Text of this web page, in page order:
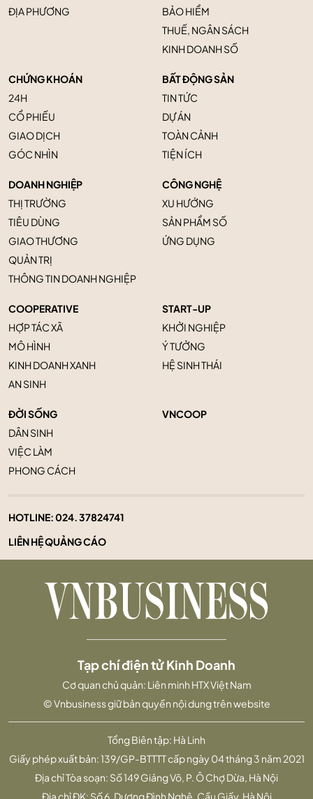
ĐỊA PHƯƠNG
BẢO HIỂM
THUẾ, NGÂN SÁCH
KINH DOANH SỐ
CHỨNG KHOÁN
24H
CỔ PHIẾU
GIAO DỊCH
GÓC NHÌN
BẤT ĐỘNG SẢN
TIN TỨC
DỰ ÁN
TOÀN CẢNH
TIỆN ÍCH
DOANH NGHIỆP
THỊ TRƯỜNG
TIÊU DÙNG
GIAO THƯƠNG
QUẢN TRỊ
THÔNG TIN DOANH NGHIỆP
CÔNG NGHỆ
XU HƯỚNG
SẢN PHẨM SỐ
ỨNG DỤNG
COOPERATIVE
HỢP TÁC XÃ
MÔ HÌNH
KINH DOANH XANH
AN SINH
START-UP
KHỞI NGHIỆP
Ý TƯỞNG
HỆ SINH THÁI
ĐỜI SỐNG
DÂN SINH
VIỆC LÀM
PHONG CÁCH
VNCOOP
HOTLINE:024. 37824741
LIÊN HỆ QUẢNG CÁO
Tổng Biên tập: Hà Linh
Giấy phép xuất bản: 139/GP-BTTTT cấp ngày 04 tháng 3 năm 2021
Địa chỉ Tòa soạn: Số 149 Giảng Võ, P. Ô Chợ Dừa, Hà Nội
Địa chỉ ĐK: Số 6, Dương Đình Nghệ, Cầu Giấy, Hà Nội
Tạp chí điện tử Kinh Doanh
Cơ quan chủ quản: Liên minh HTX Việt Nam
© Vnbusiness giữ bản quyền nội dung trên website